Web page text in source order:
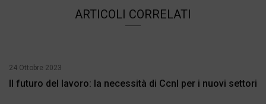
ARTICOLI CORRELATI
24 Ottobre 2023
Il futuro del lavoro: la necessità di Ccnl per i nuovi settori